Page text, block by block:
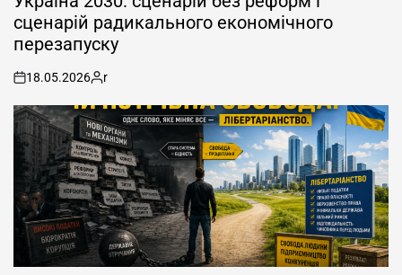
сценарій радикального економічного
перезапуску
on
18.05.2026
Posted
by
r